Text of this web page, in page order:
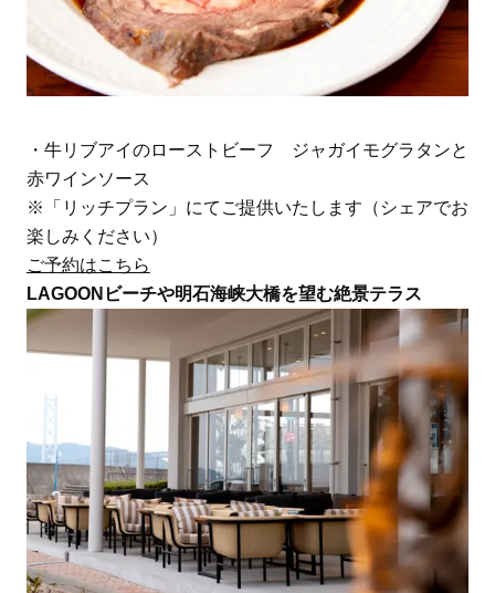
・牛リブアイのローストビーフ ジャガイモグラタンと
赤ワインソース
※「リッチプラン」にてご提供いたします（シェアでお
楽しみください）
ご予約はこちら
LAGOONビーチや明石海峡大橋を望む絶景テラス